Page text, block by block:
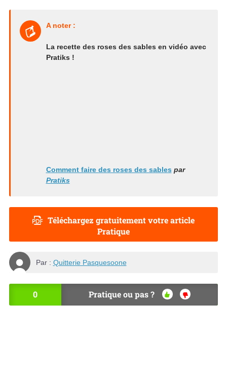
A noter :
La recette des roses des sables en vidéo avec
Pratiks !
Comment faire des roses des sables par
Pratiks
Téléchargez gratuitement votre article
Pratique
Par : Quitterie Pasquesoone
0 Pratique ou pas ?
OU
NO